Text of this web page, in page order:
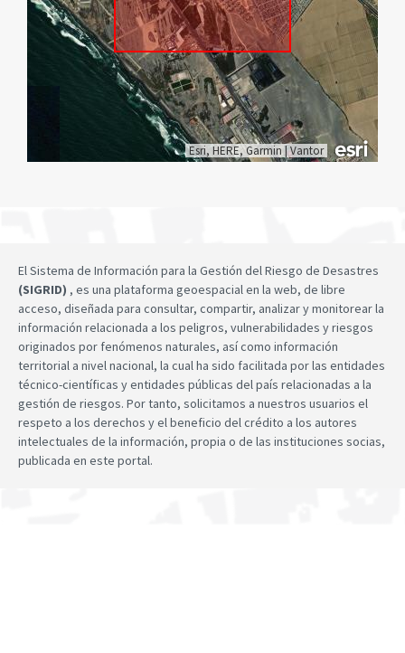
Esri, HERE, Garmin|Vantor
El Sistema de Información para la Gestión del Riesgo de Desastres
(SIGRID) , es una plataforma geoespacial en la web, de libre
acceso, diseñada para consultar, compartir, analizar y monitorear la
información relacionada a los peligros, vulnerabilidades y riesgos
originados por fenómenos naturales, así como información
territorial a nivel nacional, la cual ha sido facilitada por las entidades
técnico-científicas y entidades públicas del país relacionadas a la
gestión de riesgos. Por tanto, solicitamos a nuestros usuarios el
respeto a los derechos y el beneficio del crédito a los autores
intelectuales de la información, propia o de las instituciones socias,
publicada en este portal.